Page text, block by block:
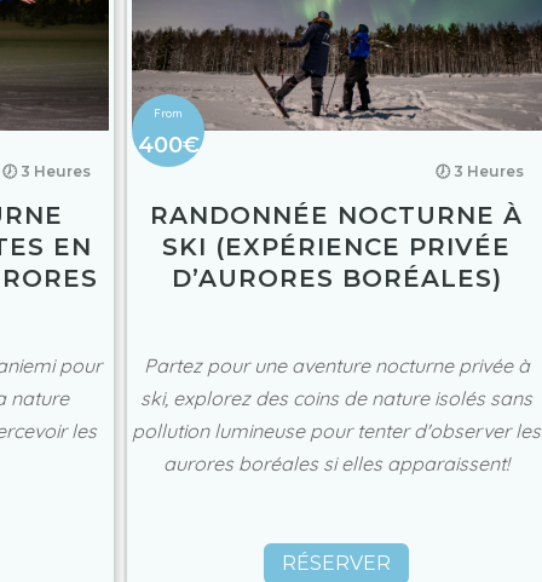
🕖 3 Heures
EN
pour
nature
les
400€
🕖 3 Heures
RANDONNÉE NOCTURNE À
SKI (EXPÉRIENCE PRIVÉE
D’AURORES BORÉALES)
Partez pour une aventure nocturne privée à
ski, explorez des coins de nature isolés sans
pollution lumineuse pour tenter d'observer les
aurores boréales si elles apparaissent!
RÉSERVER